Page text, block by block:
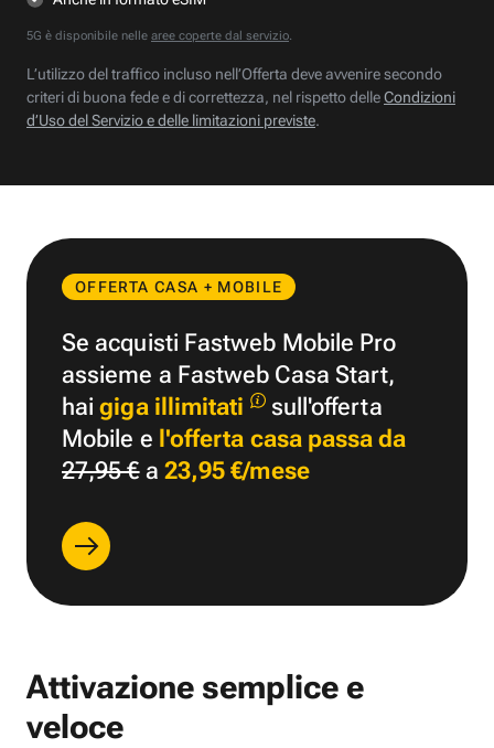
5G è disponibile nelle aree coperte dal servizio.
L’utilizzo del traffico incluso nell’Offerta deve avvenire secondo
criteri di buona fede e di correttezza, nel rispetto delleCondizioni
d’Uso del Servizio e delle limitazioni previste.
OFFERTA CASA + MOBILE
Se acquisti Fastweb Mobile Pro
assieme a Fastweb Casa Start,
haigiga illimitati
sull'offerta
Mobile e l'offerta casa passa da
27,95 €a 23,95 €/mese
Attivazione semplice e
veloce